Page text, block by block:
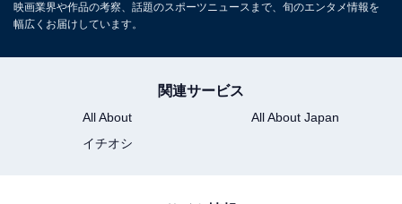
・第4話
・第3話
映画業界や作品の考察、話題のスポーツニュースまで、旬のエンタメ情報を
幅広くお届けしています。
関連サービス
All About
All About Japan
イチオシ